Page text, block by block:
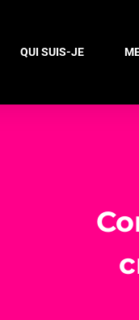
QUI SUIS-JE